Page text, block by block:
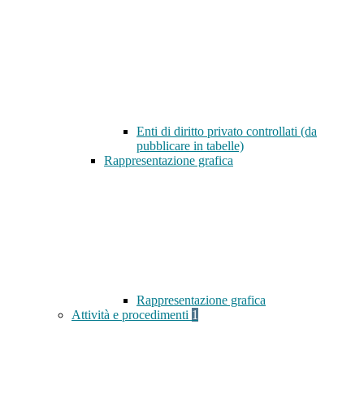
Enti di diritto privato controllati (da
pubblicare in tabelle)
Rappresentazione grafica
Rappresentazione grafica
Attività e procedimenti 1